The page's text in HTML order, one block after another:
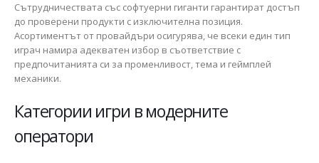
Сътрудничествата със софтуерни гиганти гарантират достъп
до проверени продукти с изключителна позиция.
Асортиментът от провайдъри осигурява, че всеки един тип
играч намира адекватен избор в съответствие с
предпочитанията си за променливост, тема и геймплей
механики.
Категории игри в модерните
оператори